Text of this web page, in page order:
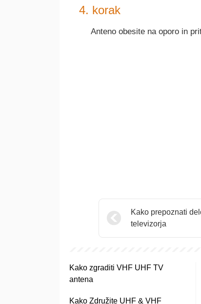
4. korak
Anteno obesite na oporo in
Kako prepoznati
televizorja
Kako zgraditi VHF UHF TV
antena
Kako Združite UHF & VHF